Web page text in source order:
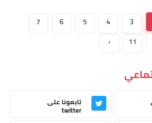
3
4
5
6
7
11
›
تابعونا على
twitter